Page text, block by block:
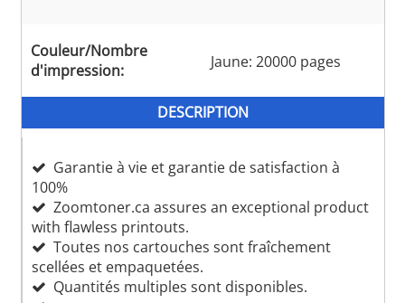
Couleur/Nombre
d'impression:
Jaune: 20000 pages
DESCRIPTION
Garantie à vie et garantie de satisfaction à
100%
Zoomtoner.ca assures an exceptional product
with flawless printouts.
Toutes nos cartouches sont fraîchement
scellées et empaquetées.
Quantités multiples sont disponibles.